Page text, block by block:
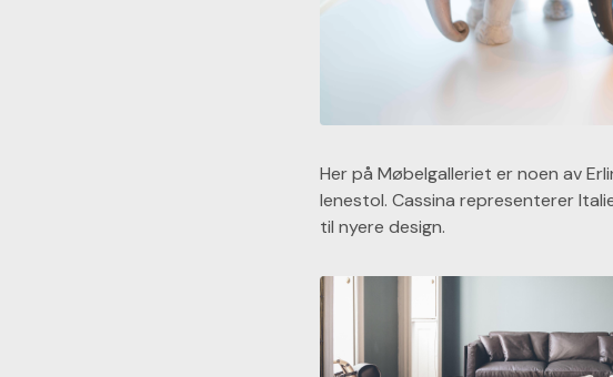
Her på Møbelgalleriet er noen av
lenestol. Cassina representerer
til nyere design.